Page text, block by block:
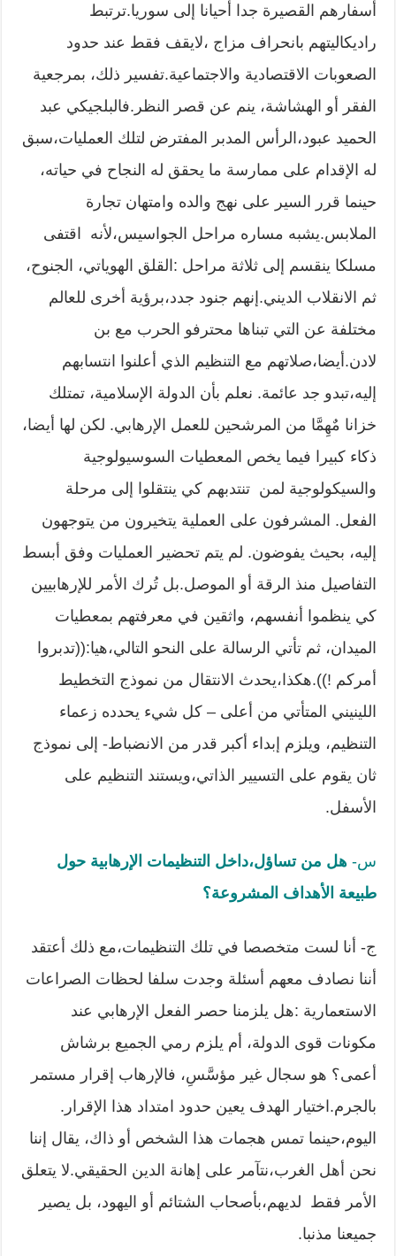
أسفارهم القصيرة جدا أحيانا إلى سوريا.ترتبط
راديكاليتهم بانحراف مزاج ،لايقف فقط عند حدود
الصعوبات الاقتصادية والاجتماعية.تفسير ذلك، بمرجعية
الفقر أو الهشاشة، ينم عن قصر النظر.فالبلجيكي عبد
الحميد عبود،الرأس المدبر المفترض لتلك العمليات،سبق
له الإقدام على ممارسة ما يحقق له النجاح في حياته،
حينما قرر السير على نهج والده وامتهان تجارة
الملابس.يشبه مساره مراحل الجواسيس،لأنه اقتفى
مسلكا ينقسم إلى ثلاثة مراحل :القلق الهوياتي، الجنوح،
ثم الانقلاب الديني.إنهم جنود جدد،برؤية أخرى للعالم
مختلفة عن التي تبناها محترفو الحرب مع بن
لادن.أيضا،صلاتهم مع التنظيم الذي أعلنوا انتسابهم
إليه،تبدو جد عائمة. نعلم بأن الدولة الإسلامية، تمتلك
خزانا مٌهِمَّا من المرشحين للعمل الإرهابي. لكن لها أيضا،
ذكاء كبيرا فيما يخص المعطيات السوسيولوجية
والسيكولوجية لمن تنتدبهم كي ينتقلوا إلى مرحلة
الفعل. المشرفون على العملية يتخيرون من يتوجهون
إليه، بحيث يفوضون. لم يتم تحضير العمليات وفق أبسط
التفاصيل منذ الرقة أو الموصل.بل تُرك الأمر للإرهابيين
كي ينظموا أنفسهم، واثقين في معرفتهم بمعطيات
الميدان، ثم تأتي الرسالة على النحو التالي،هيا:((تدبروا
أمركم !)).هكذا،يحدث الانتقال من نموذج التخطيط
اللينيني المتأتي من أعلى – كل شيء يحدده زعماء
التنظيم، ويلزم إبداء أكبر قدر من الانضباط- إلى نموذج
ثان يقوم على التسيير الذاتي،ويستند التنظيم على
الأسفل.
س-هل من تساؤل،داخل التنظيمات الإرهابية حول
طبيعة الأهداف المشروعة؟
ج- أنا لست متخصصا في تلك التنظيمات،مع ذلك أعتقد
أننا نصادف معهم أسئلة وجدت سلفا لحظات الصراعات
الاستعمارية :هل يلزمنا حصر الفعل الإرهابي عند
مكونات قوى الدولة، أم يلزم رمي الجميع برشاش
أعمى؟ هو سجال غير مؤسَّسِ، فالإرهاب إقرار مستمر
بالجرم.اختيار الهدف يعين حدود امتداد هذا الإقرار.
اليوم،حينما تمس هجمات هذا الشخص أو ذاك، يقال إننا
نحن أهل الغرب،نتآمر على إهانة الدين الحقيقي.لا يتعلق
الأمر فقط لديهم،بأصحاب الشتائم أو اليهود، بل يصير
جميعنا مذنبا.